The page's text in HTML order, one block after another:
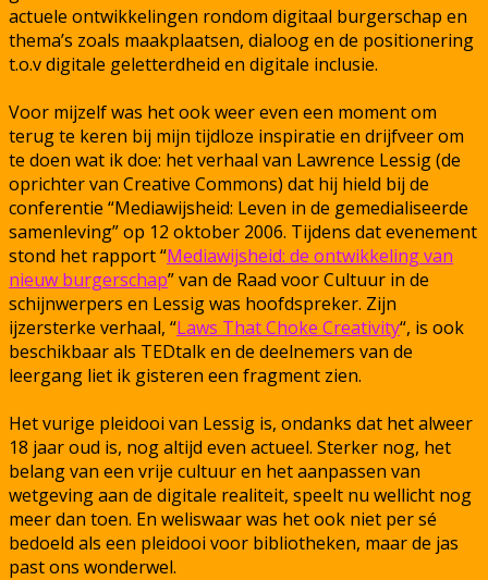
actuele ontwikkelingen rondom digitaal burgerschap en
thema’s zoals maakplaatsen, dialoog en de positionering
t.o.v digitale geletterdheid en digitale inclusie.
Voor mijzelf was het ook weer even een moment om
terug te keren bij mijn tijdloze inspiratie en drijfveer om
te doen wat ik doe: het verhaal van Lawrence Lessig (de
oprichter van Creative Commons) dat hij hield bij de
conferentie “Mediawijsheid: Leven in de gemedialiseerde
samenleving” op 12 oktober 2006. Tijdens dat evenement
stond het rapport “Mediawijsheid: de ontwikkeling van
nieuw burgerschap” van de Raad voor Cultuur in de
schijnwerpers en Lessig was hoofdspreker. Zijn
ijzersterke verhaal, “Laws That Choke Creativity“, is ook
beschikbaar als TEDtalk en de deelnemers van de
leergang liet ik gisteren een fragment zien.
Het vurige pleidooi van Lessig is, ondanks dat het alweer
18 jaar oud is, nog altijd even actueel. Sterker nog, het
belang van een vrije cultuur en het aanpassen van
wetgeving aan de digitale realiteit, speelt nu wellicht nog
meer dan toen. En weliswaar was het ook niet per sé
bedoeld als een pleidooi voor bibliotheken, maar de jas
past ons wonderwel.